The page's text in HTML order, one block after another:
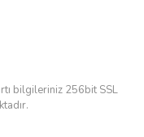
bilgileriniz 256bit SSL